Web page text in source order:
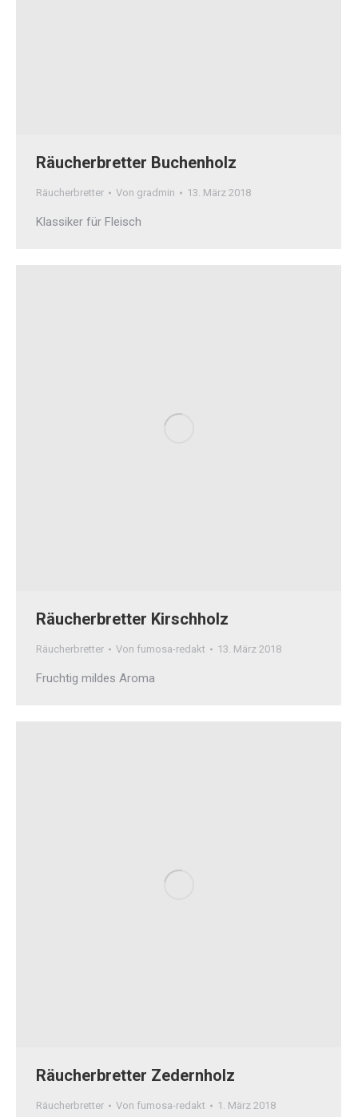
Räucherbretter Buchenholz
Räucherbretter Von gradmin 13. März 2018
Klassiker für Fleisch
Räucherbretter Kirschholz
Räucherbretter Von fumosa-redakt 13. März 2018
Fruchtig mildes Aroma
Räucherbretter Zedernholz
Räucherbretter Von fumosa-redakt 1. März 2018